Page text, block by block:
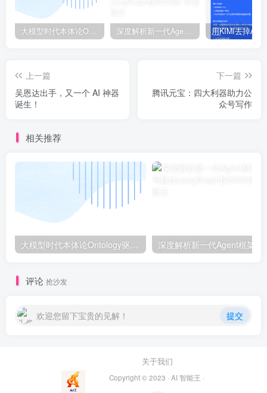
大模型时代本体论Ontology驱动的AI知识引擎助力企业智能决策系统的未来进化-一篇献给企业董事会和CIO的深度思考(第一篇) 深度解析新一代Agent框架Agno, 号称比LangGraph快5000倍!
上一篇
吴恩达出手，又一个 AI 神器
诞生！
下一篇
腾讯元宝：四大利器助力公
众号写作
相关推荐
评论 抢沙发
欢迎您留下宝贵的见解！ 提交
关于我们
Copyright © 2023 · AI 智能王 ·